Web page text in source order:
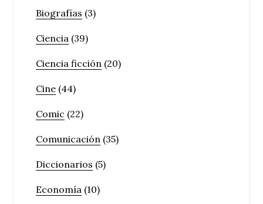
Biografías (3)
Ciencia (39)
Ciencia ficción (20)
Cine (44)
Comic (22)
Comunicación (35)
Diccionarios (5)
Economía (10)